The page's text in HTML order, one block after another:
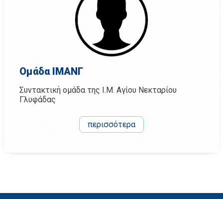
Ομάδα ΙΜΑΝΓ
Συντακτική ομάδα της Ι.Μ. Αγίου Νεκταρίου
Γλυφάδας
περισσότερα